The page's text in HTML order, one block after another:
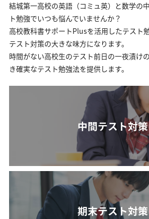
結城第一高校の英語（コミュ英）と数学の
ト勉強でいつも悩んでいませんか？
高校教科書サポートPlusを活用したテスト
テスト対策の大きな味方になります。
時間がない高校生のテスト前日の一夜漬け
き確実なテスト勉強法を提供します。
中間テスト対策
期末テスト対策